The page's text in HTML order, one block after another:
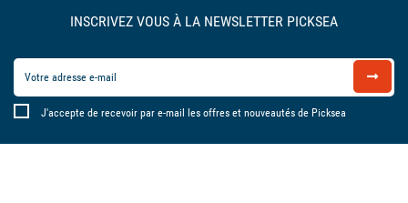
INSCRIVEZ VOUS À LA NEWSLETTER PICKSEA
J'accepte de recevoir par e-mail les offres et nouveautés de Picksea